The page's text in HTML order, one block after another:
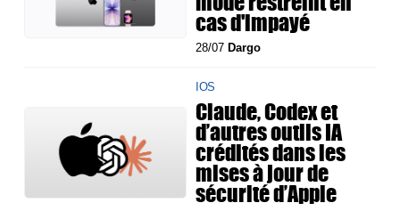
cas d'impayé
28/07 Dargo
IOS
Claude, Codex et
d’autres outils IA
crédités dans les
mises à jour de
sécurité d’Apple